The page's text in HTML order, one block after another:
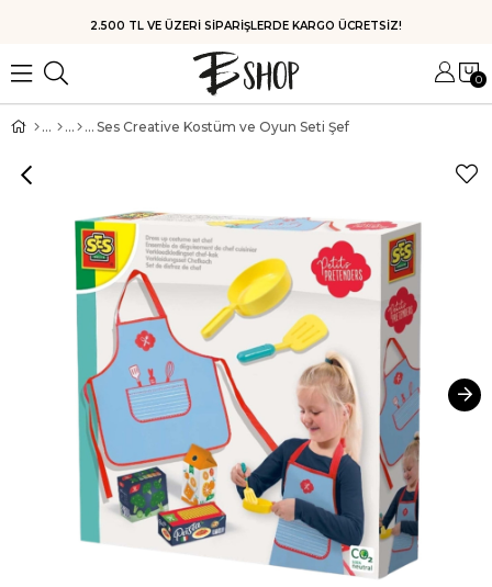
HIZLI KARGO
0
Ses Creative Kostüm ve Oyun Seti Şef